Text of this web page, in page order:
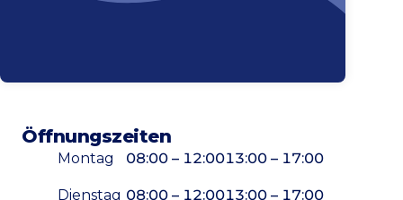
Öffnungszeiten
Montag 08:00 – 12:0013:00 – 17:00
Dienstag 08:00 – 12:0013:00 – 17:00